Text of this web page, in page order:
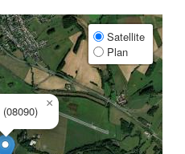
(08090)
×
Satellite
Plan